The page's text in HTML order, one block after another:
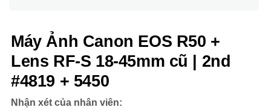
Máy Ảnh Canon EOS R50 +
Lens RF-S 18-45mm cũ | 2nd
#4819 + 5450
Nhận xét của nhân viên: